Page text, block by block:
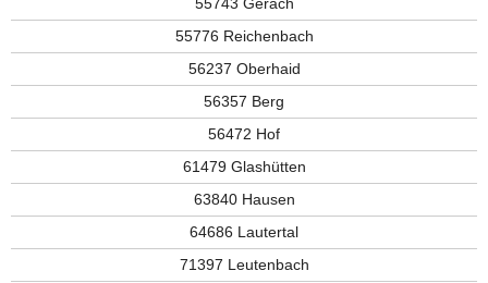
55776 Reichenbach
56237 Oberhaid
56357 Berg
56472 Hof
61479 Glashütten
63840 Hausen
64686 Lautertal
71397 Leutenbach